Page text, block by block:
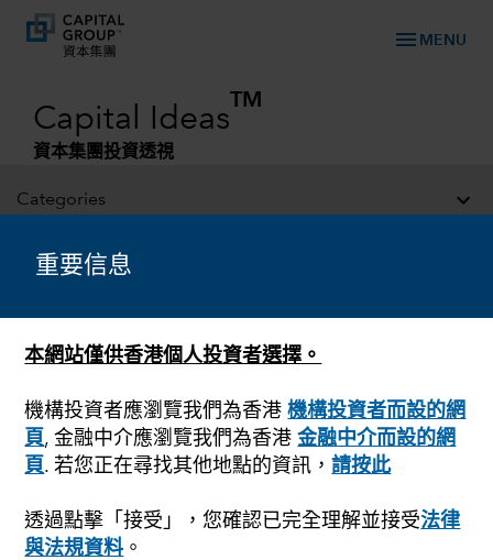
重要信息
本網站僅供香港個人投資者選擇。
機構投資者應瀏覽我們為香港機構投資者而設的網
頁, 金融中介應瀏覽我們為香港金融中介而設的網
頁. 若您正在尋找其他地點的資訊，請按此
透過點擊「接受」，您確認已完全理解並接受法律
與法規資料。
menu MENU
Capital Ideas
TM
資本集團投資透視
Categories
美國聯儲局
和利率何去何從？